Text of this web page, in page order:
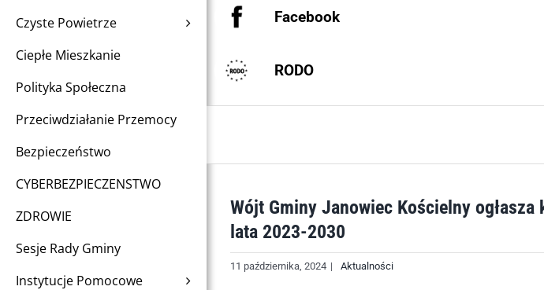
Czyste Powietrze
Ciepłe Mieszkanie
Polityka Społeczna
Przeciwdziałanie Przemocy
Bezpieczeństwo
CYBERBEZPIECZENSTWO
ZDROWIE
Sesje Rady Gminy
Instytucje Pomocowe
Facebook
RODO
Wójt Gminy Janowiec Kościelny
lata 2023-2030
11 października, 2024 | Aktualności